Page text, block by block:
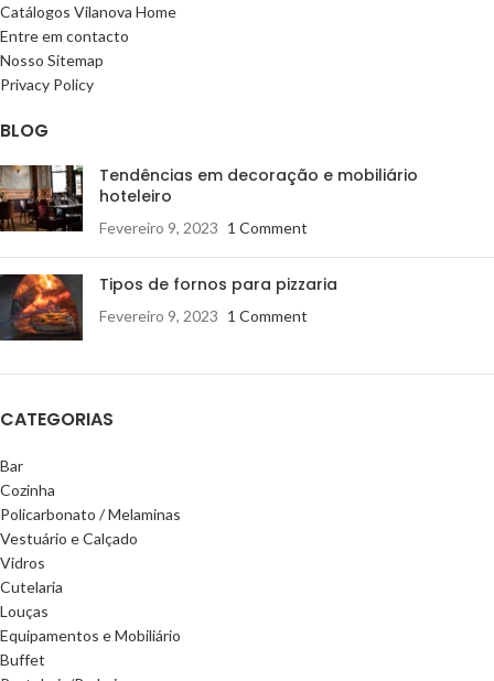
Catálogos Vilanova Home
Entre em contacto
Nosso Sitemap
Privacy Policy
BLOG
Tendências em decoração e mobiliário
hoteleiro
Fevereiro 9, 2023 1 Comment
Tipos de fornos para pizzaria
Fevereiro 9, 2023 1 Comment
CATEGORIAS
Bar
Cozinha
Policarbonato / Melaminas
Vestuário e Calçado
Vidros
Cutelaria
Louças
Equipamentos e Mobiliário
Buffet